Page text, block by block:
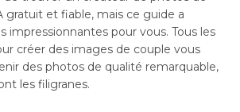
gratuit et fiable, mais ce guide a
impressionnantes pour vous. Tous les
créer des images de couple vous
des photos de qualité remarquable,
les filigranes.